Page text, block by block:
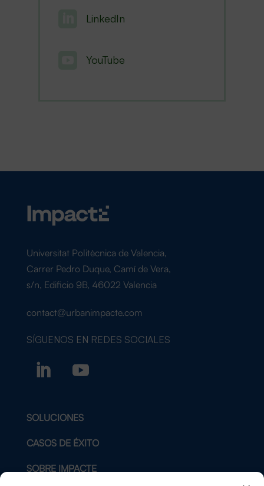
LinkedIn
YouTube
Universitat Politècnica de Valencia,
Carrer Pedro Duque, Camí de Vera,
s/n, Edificio 9B, 46022 Valencia
contact@urbanimpacte.com
SÍGUENOS EN REDES SOCIALES
SOLUCIONES
CASOS DE ÉXITO
SOBRE IMPACTE